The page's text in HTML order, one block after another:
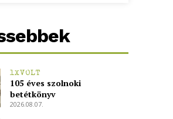
1XVOLT
105 éves szolnoki
betétkönyv
2026.08.07.